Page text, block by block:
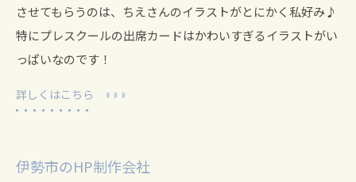
させてもらうのは、ちえさんのイラストがとにかく私好み♪
特にプレスクールの出席カードはかわいすぎるイラストがい
っぱいなのです！
詳しくはこちら
伊勢市のHP制作会社